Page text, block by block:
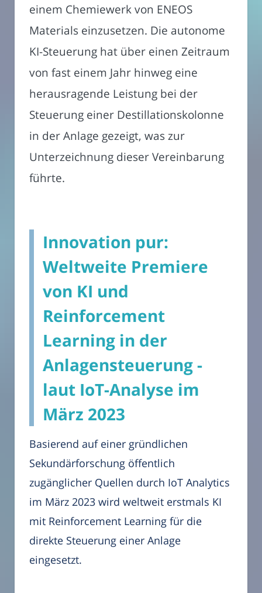
einem Chemiewerk von ENEOS
Materials einzusetzen. Die autonome
KI-Steuerung hat über einen Zeitraum
von fast einem Jahr hinweg eine
herausragende Leistung bei der
Steuerung einer Destillationskolonne
in der Anlage gezeigt, was zur
Unterzeichnung dieser Vereinbarung
führte.
Innovation pur:
Weltweite Premiere
von KI und
Reinforcement
Learning in der
Anlagensteuerung -
laut IoT-Analyse im
März 2023
Basierend auf einer gründlichen
Sekundärforschung öffentlich
zugänglicher Quellen durch IoT Analytics
im März 2023 wird weltweit erstmals KI
mit Reinforcement Learning für die
direkte Steuerung einer Anlage
eingesetzt.